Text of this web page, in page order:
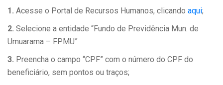
1. Acesse o Portal de Recursos Humanos, clicando aqui;
2. Selecione a entidade “Fundo de Previdência Mun. de
Umuarama – FPMU”
3. Preencha o campo “CPF” com o número do CPF do
beneficiário, sem pontos ou traços;